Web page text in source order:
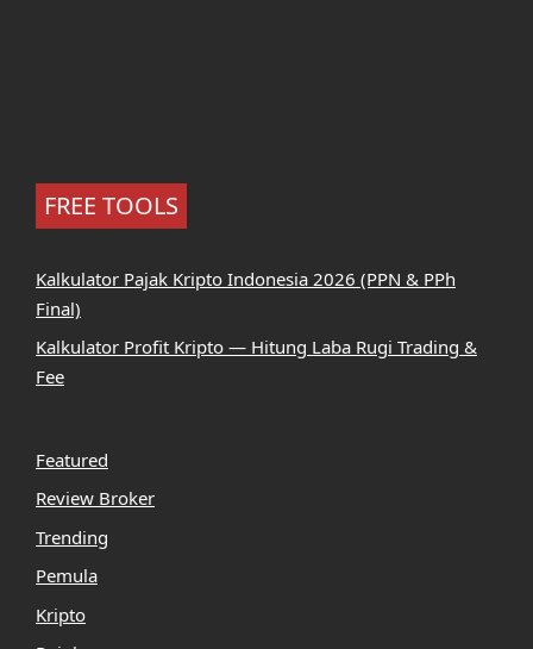
FREE TOOLS
Kalkulator Pajak Kripto Indonesia 2026 (PPN & PPh
Final)
Kalkulator Profit Kripto — Hitung Laba Rugi Trading &
Fee
Featured
Review Broker
Trending
Pemula
Kripto